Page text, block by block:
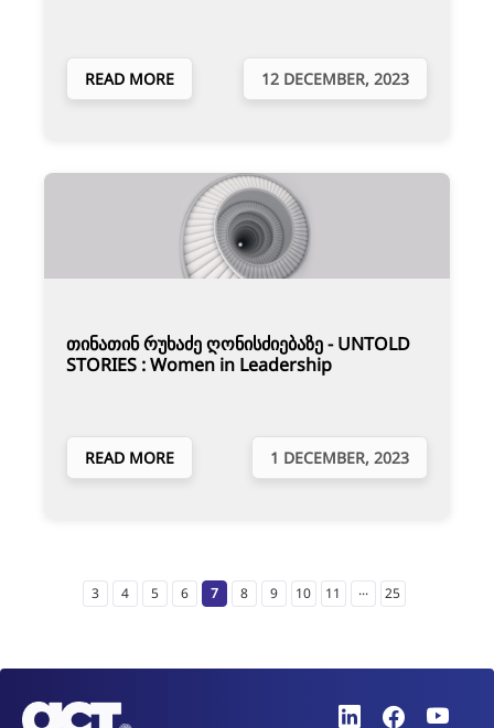
READ MORE 12 DECEMBER, 2023
თინათინ რუხაძე ღონისძიებაზე - UNTOLD
STORIES : Women in Leadership
READ MORE 1 DECEMBER, 2023
3 4 5 6 7 8 9 10 11 ... 25